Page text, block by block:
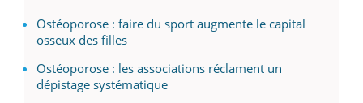
Ostéoporose : faire du sport augmente le capital
osseux des filles
Ostéoporose : les associations réclament un
dépistage systématique